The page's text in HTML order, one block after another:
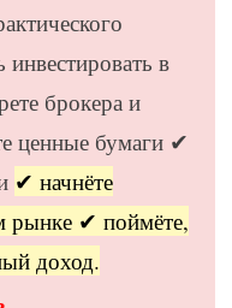
в
брокера и
ценные бумаги ✔
✔ начнёте
рынке ✔ поймёте,
доход.